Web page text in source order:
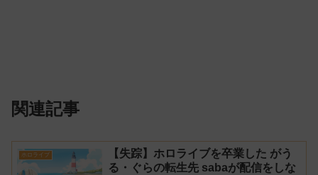
関連記事
ホロライブ
【失踪】ホロライブを卒業した がう
る・ぐらの転生先 sabaが配信をしな